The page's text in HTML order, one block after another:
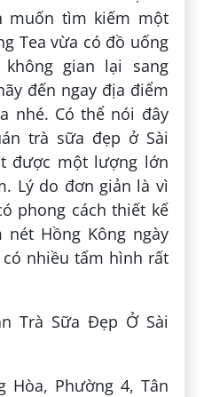
muốn tìm kiếm một
Tea vừa có đồ uống
gian lại sang
đến ngay địa điểm
nhé. Có thể nói đây
trà sữa đẹp ở Sài
được một lượng lớn
Lý do đơn giản là vì
phong cách thiết kế
Hồng Kông ngày
nhiều tấm hình rất
Hòa, Phường 4, Tân